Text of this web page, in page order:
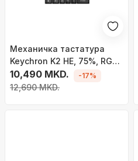
Механичка тастатура
Keychron K2 HE, 75%, RGB,
сива
10,490 MKD.
12,690 MKD.
-17%